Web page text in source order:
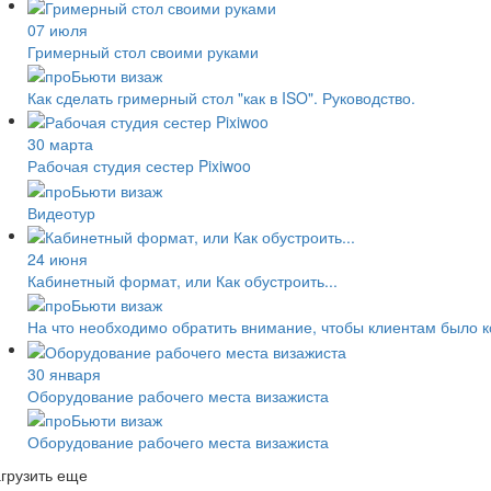
07 июля
Гримерный стол своими руками
Как сделать гримерный стол "как в ISO". Руководство.
30 марта
Рабочая студия сестер Pixiwoo
Видеотур
24 июня
Кабинетный формат, или Как обустроить...
На что необходимо обратить внимание, чтобы клиентам было
30 января
Оборудование рабочего места визажиста
Оборудование рабочего места визажиста
еще